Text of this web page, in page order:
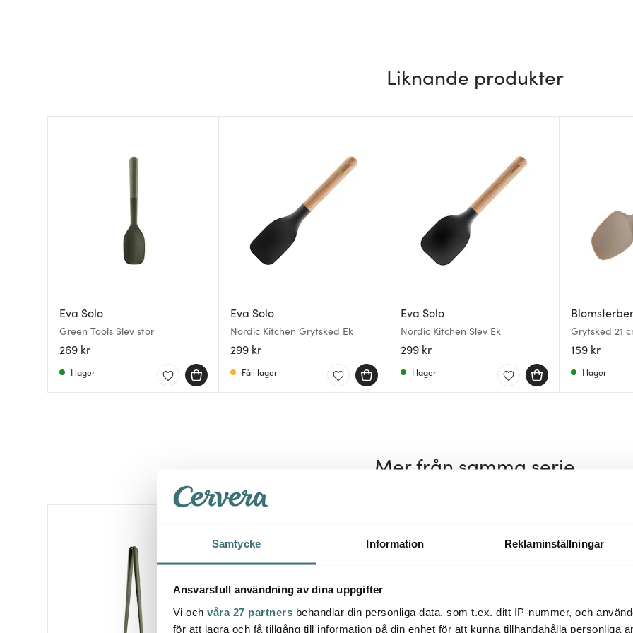
Samtycke Information Reklaminställningar
Ansvarsfull användning av dina uppgifter
Vi och våra 27 partners behandlar din personliga data, som t.ex. ditt IP-nummer, och
för att lagra och få tillgång till information på din enhet för att kunna tillhandahålla personliga
Liknande produkter
Eva Solo
Green Tools Slev stor
269 kr
I lager
Eva Solo
Nordic Kitchen Grytsked Ek
299 kr
Få i lager
Eva Solo
Nordic Kitchen Slev Ek
299 kr
I lager
Grytsked 21
159 kr
I lager
Mer från samma serie